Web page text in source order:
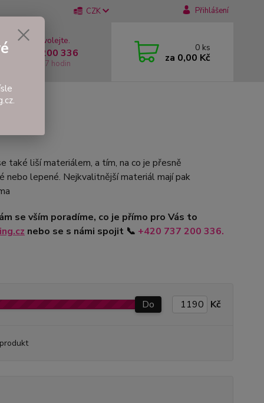
CZK Přihlášení
si rady? Zavolejte.
737 200 336
Pátek: 8 - 17 hodin
0 ks
za 0,00 Kč
také liší materiálem, a tím, na co je přesně
nebo lepené. Nejkvalitnější materiál mají pak
se vším poradíme, co je přímo pro Vás to
nebo se s námi spojit 📞 +420 737 200 336.
Do Kč